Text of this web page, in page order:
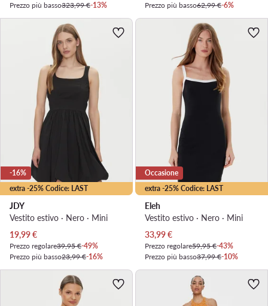
Prezzo più basso323,99 €-13%
Prezzo più basso62,99 €-6%
extra -25% Codice: LAST
-16%
JDY
Vestito estivo · Nero · Mini
Prezzo attuale
19,99€
Prezzo regolare39,95 €-49%
Prezzo più basso23,99 €-16%
extra -25% Codice: LAST
Occasione
Eleh
Vestito estivo · Nero · Mini
Prezzo attuale
33,99€
Prezzo regolare59,95 €-43%
Prezzo più basso37,99 €-10%